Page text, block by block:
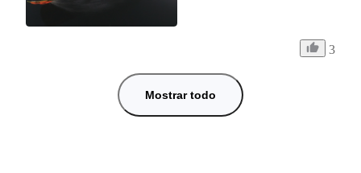
3
Mostrar todo